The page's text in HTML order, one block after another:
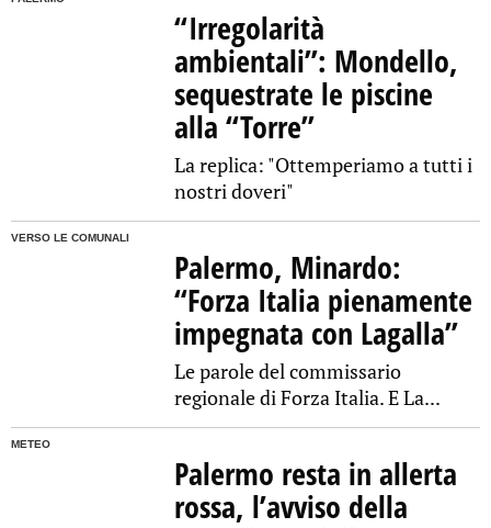
“Irregolarità
ambientali”: Mondello,
sequestrate le piscine
alla “Torre”
La replica: "Ottemperiamo a tutti i
nostri doveri"
VERSO LE COMUNALI
Palermo, Minardo:
“Forza Italia pienamente
impegnata con Lagalla”
Le parole del commissario
regionale di Forza Italia. E La...
METEO
Palermo resta in allerta
rossa, l’avviso della